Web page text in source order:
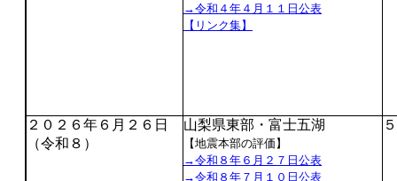
→令和４年４月１１日公表
【リンク集】
２０２６年６月２６日
（令和８）
山梨県東部・富士五湖
【地震本部の評価】
→令和８年６月２７日公表
→令和８年７月１０日公表